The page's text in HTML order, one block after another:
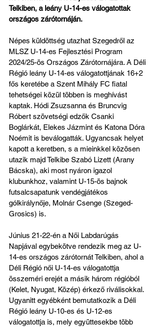
Telkiben, a leány U-14-es válogatottak
országos zárótornáján.
Népes küldöttség utazhat Szegedről az
MLSZ U-14-es Fejlesztési Program
2024/25-ös Országos Zárótornájára. A Déli
Régió leány U-14-es válogatottjának 16+2
fős keretébe a Szent Mihály FC fiatal
tehetségei közül többen is meghívást
kaptak. Hódi Zsuzsanna és Bruncvig
Róbert szövetségi edzők Csanki
Boglárkát, Elekes Jázmint és Katona Dóra
Noémit is beválogatták. Ugyancsak helyet
kapott a keretben, s a mieinkkel közösen
utazik majd Telkibe Szabó Lizett (Arany
Bácska), aki most nyáron igazol
klubunkhoz, valamint U-15-ös bajnok
futsalcsapatunk vendégjátékos
gólkirálynője, Molnár Csenge (Szeged-
Grosics) is.
Június 21-22-én a Női Labdarúgás
Napjával egybekötve rendezik meg az U-
14-es országos zárótornát Telkiben, ahol a
Déli Régió női U-14-es válogatottja
összeméri erejét a másik három régióból
(Kelet, Nyugat, Közép) érkező riválisokkal.
Ugyanitt egyébként bemutatkozik a Déli
Régió leány U-10-es és U-12-es
válogatottja is, mely együttesekbe több